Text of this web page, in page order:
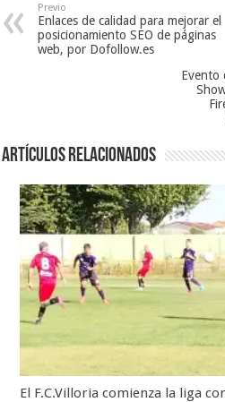
Previo
Enlaces de calidad para mejorar el
posicionamiento SEO de páginas
web, por Dofollow.es
Evento
Artículos relacionados
El F.C.Villoria comienza la liga